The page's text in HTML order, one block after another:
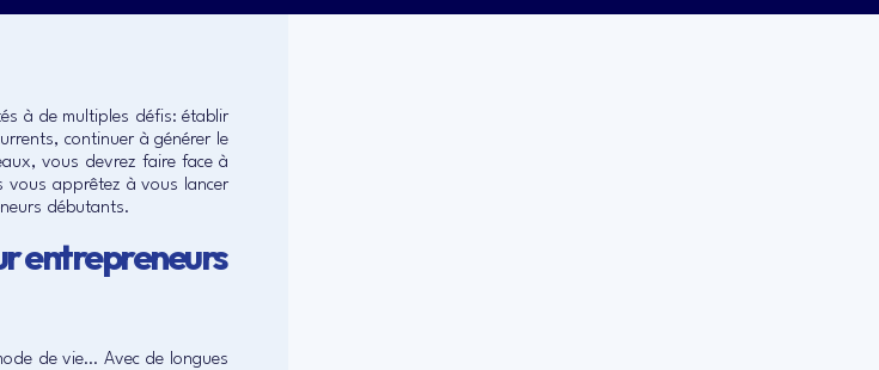
à de multiples défis: établir
continuer à générer le
vous devrez faire face à
vous apprêtez à vous lancer
débutants.
entrepreneurs
de vie… Avec de longues